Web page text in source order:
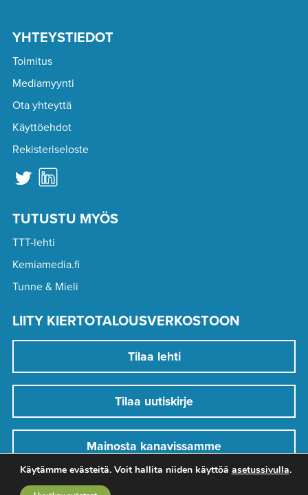
YHTEYSTIEDOT
Toimitus
Mediamyynti
Ota yhteyttä
Käyttöehdot
Rekisteriseloste
TUTUSTU MYÖS
TTT-lehti
Kemiamedia.fi
Tunne & Mieli
LIITY KIERTOTALOUSVERKOSTOON
Tilaa lehti
Tilaa uutiskirje
Mainosta kanavissamme
Käytämme evästeitä. Voit hallita niiden käyttöä asetussivulla.